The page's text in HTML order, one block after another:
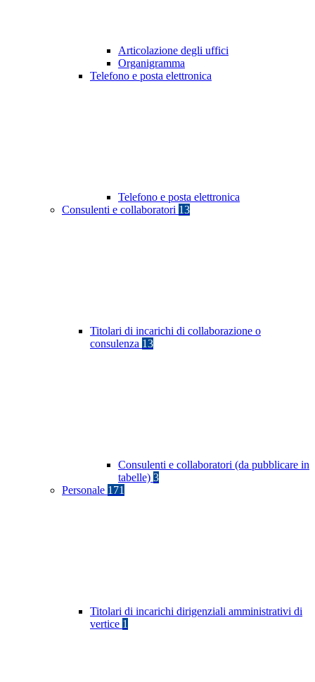
Articolazione degli uffici
Organigramma
Telefono e posta elettronica
Telefono e posta elettronica
Consulenti e collaboratori 13
Titolari di incarichi di collaborazione o
consulenza 13
Consulenti e collaboratori (da pubblicare in
tabelle) 3
Personale 171
Titolari di incarichi dirigenziali amministrativi di
vertice 1